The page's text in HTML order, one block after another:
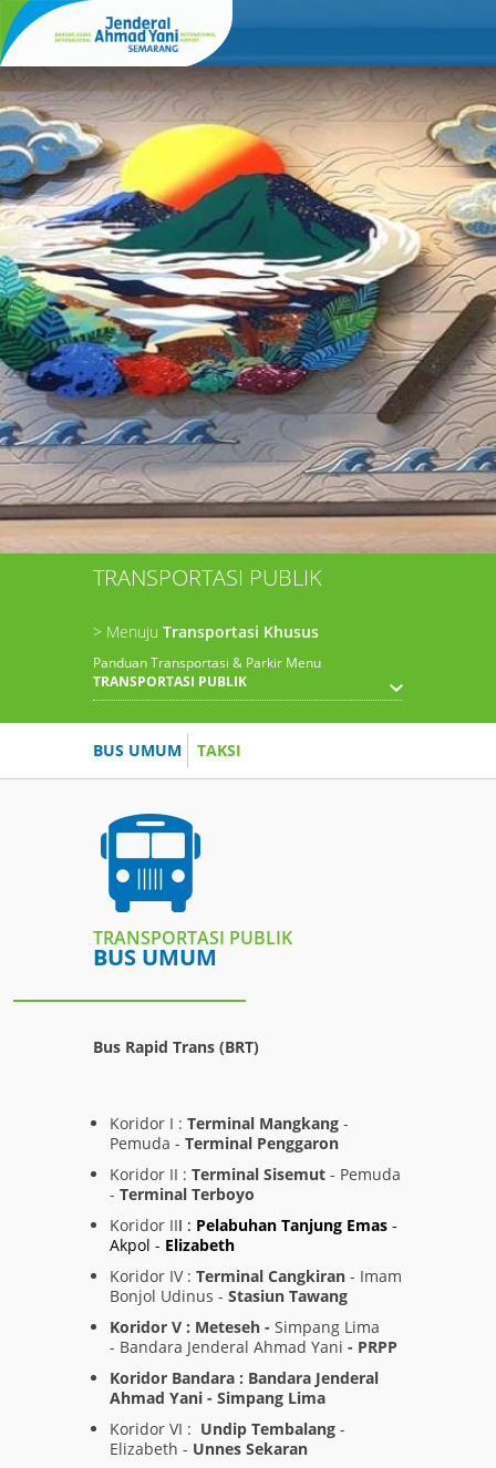
TRANSPORTASI PUBLIK
> Menuju Transportasi Khusus
Panduan Transportasi & Parkir Menu
TRANSPORTASI PUBLIK
BUS UMUM TAKSI
TRANSPORTASI PUBLIK
BUS UMUM
Bus Rapid Trans (BRT)
Koridor I : Terminal Mangkang -
Pemuda - Terminal Penggaron
Koridor II : Terminal Sisemut - Pemuda
- Terminal Terboyo
Koridor III : Pelabuhan Tanjung Emas -
Akpol - Elizabeth
Koridor IV : Terminal Cangkiran - Imam
Bonjol Udinus - Stasiun Tawang
Koridor V : Meteseh - Simpang Lima
- Bandara Jenderal Ahmad Yani - PRPP
Koridor Bandara : Bandara Jenderal
Ahmad Yani - Simpang Lima
Koridor VI : Undip Tembalang -
Elizabeth - Unnes Sekaran